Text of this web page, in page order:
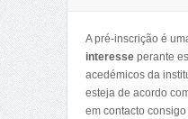
A pré-inscrição é
interesse perante
acedémicos da
esteja de acordo
em contacto